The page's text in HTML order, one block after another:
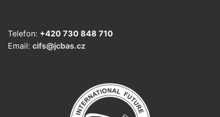
Telefon: +420 730 848 710
Email: cifs@jcbas.cz